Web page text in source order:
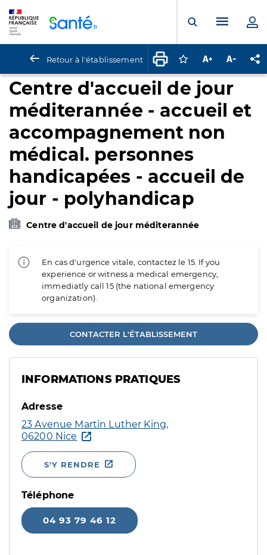
Ouvrir laMenu
Retour à l'établissement Connectez-vous
Augmenter la
Centre d'accueil de jour
méditerannée - accueil et
accompagnement non
médical. personnes
handicapées - accueil de
jour - polyhandicap
Centre d'accueil de jour méditerannée
En cas d'urgence vitale, contactez le 15. If you
experience or witness a medical emergency,
immediatly call 15 (the national emergency
organization).
CONTACTER L'ÉTABLISSEMENT
INFORMATIONS PRATIQUES
Adresse
23 Avenue Martin Luther King,
06200 Nice
S'Y RENDRE
Téléphone
04 93 79 46 12